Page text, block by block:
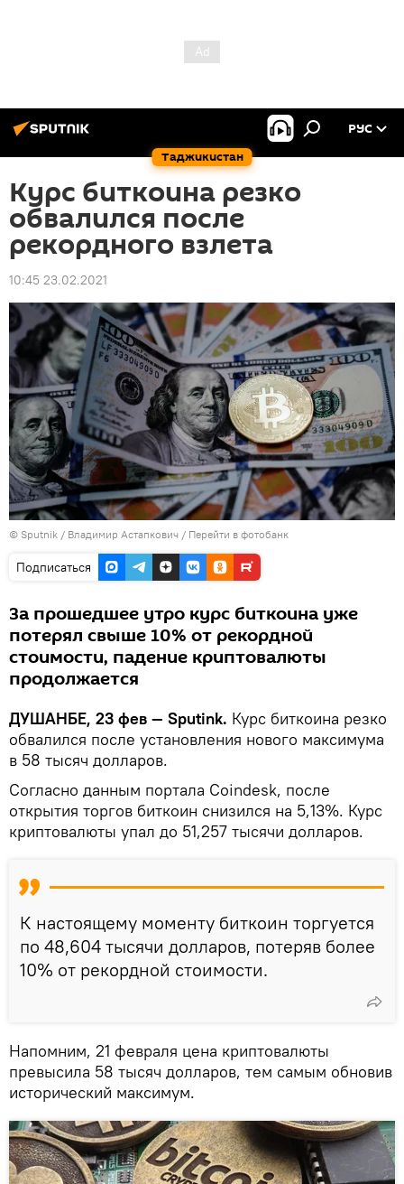
Таджикистан
РУС
Курс биткоина резко
обвалился после
рекордного взлета
10:45 23.02.2021
© Sputnik / Владимир Астапкович / Перейти в фотобанк
Подписаться
За прошедшее утро курс биткоина уже
потерял свыше 10% от рекордной
стоимости, падение криптовалюты
продолжается
ДУШАНБЕ, 23 фев — Sputink. Курс биткоина резко
обвалился после установления нового максимума
в 58 тысяч долларов.
Согласно данным портала Coindesk, после
открытия торгов биткоин снизился на 5,13%. Курс
криптовалюты упал до 51,257 тысячи долларов.
К настоящему моменту биткоин торгуется
по 48,604 тысячи долларов, потеряв более
10% от рекордной стоимости.
Напомним, 21 февраля цена криптовалюты
превысила 58 тысяч долларов, тем самым обновив
исторический максимум.